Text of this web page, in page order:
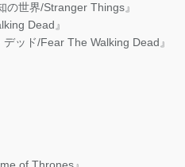
の世界/Stranger Things』
Dead』
ッド/Fear The Walking Dead』